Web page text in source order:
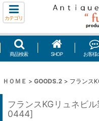
カテゴリ
商品検索 SHOP お客様
ＨＯＭＥ > GOODS.2 > フランス
フランスKGリュネビ
0444]